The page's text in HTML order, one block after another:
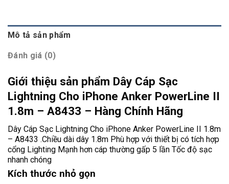
Mô tả sản phẩm
Đánh giá (0)
Giới thiệu sản phẩm Dây Cáp Sạc
Lightning Cho iPhone Anker PowerLine II
1.8m – A8433 – Hàng Chính Hãng
Dây Cáp Sạc Lightning Cho iPhone Anker PowerLine II 1.8m
– A8433 .Chiều dài dây 1.8m Phù hợp với thiết bị có tích hợp
cổng Lighting Mạnh hơn cáp thường gấp 5 lần Tốc độ sạc
nhanh chóng
Kích thước nhỏ gọn